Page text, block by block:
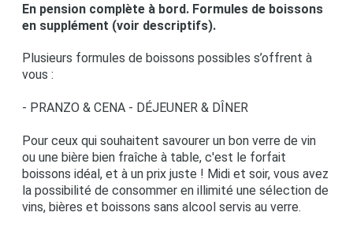
En pension complète à bord. Formules de boissons
en supplément (voir descriptifs).
Plusieurs formules de boissons possibles s’offrent à
vous :
- PRANZO & CENA - DÉJEUNER & DÎNER
Pour ceux qui souhaitent savourer un bon verre de vin
ou une bière bien fraîche à table, c'est le forfait
boissons idéal, et à un prix juste ! Midi et soir, vous avez
la possibilité de consommer en illimité une sélection de
vins, bières et boissons sans alcool servis au verre.